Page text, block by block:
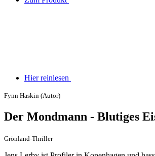
Hier reinlesen
Fynn Haskin (Autor)
Der Mondmann - Blutiges
Grönland-Thriller